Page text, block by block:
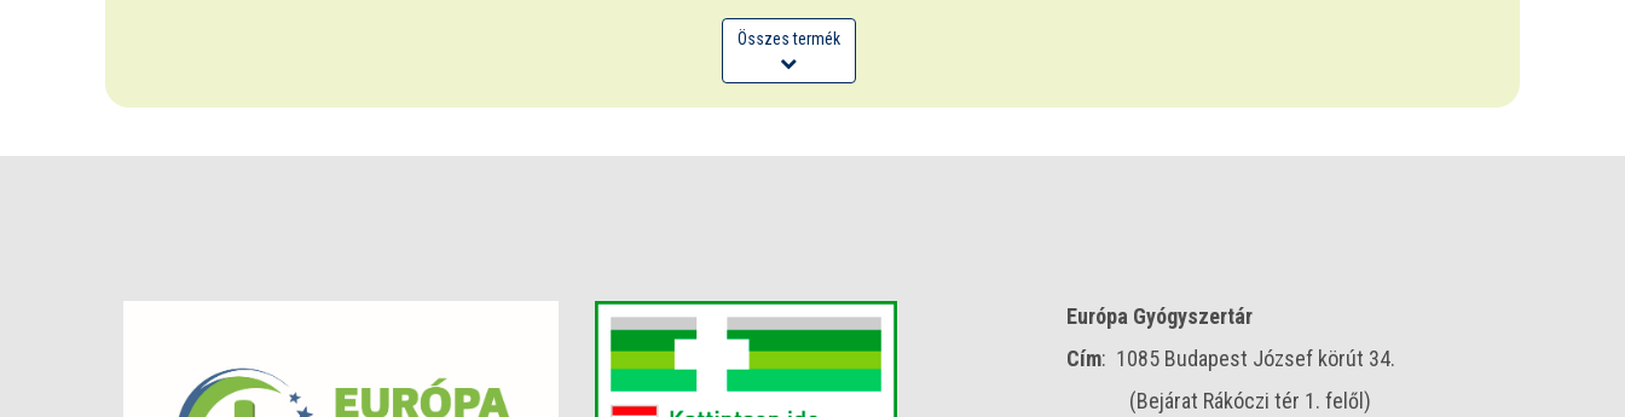
Összes termék
Európa Gyógyszertár
Cím: 1085 Budapest József körút 34.
(Bejárat Rákóczi tér 1. felől)